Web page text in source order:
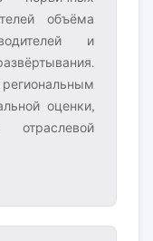
объёма
и
оценки,